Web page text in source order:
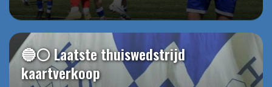
🔵⚪️ Laatste thuiswedstrijd
kaartverkoop